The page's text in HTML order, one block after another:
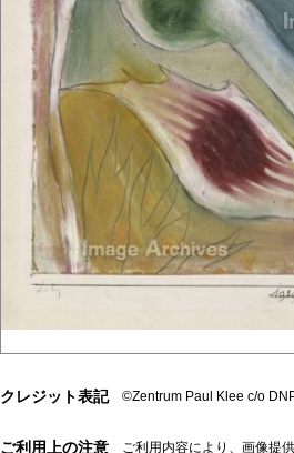
クレジット表記 ©Zentrum Paul Klee c/o
ご利用上の注意
ご利用内容により、画像提